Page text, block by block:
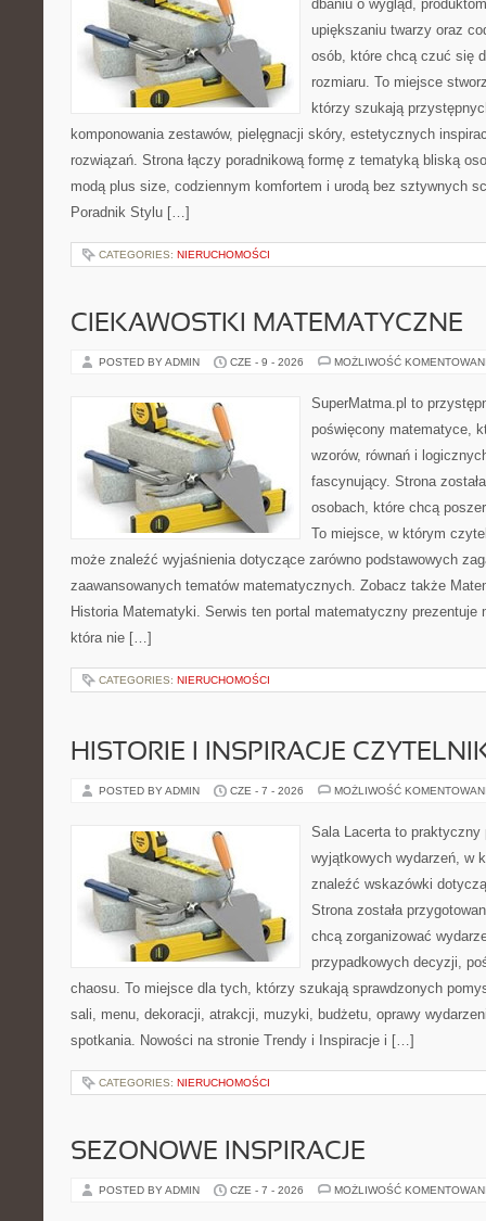
dbaniu o wygląd,
upiększaniu twarzy oraz
osób, które chcą czuć się
rozmiaru. To miejsce
którzy szukają
komponowania zestawów, pielęgnacji skóry, estetycznych
rozwiązań. Strona łączy poradnikową formę z tematyką bliską
modą plus size, codziennym komfortem i urodą bez sztywnych
Poradnik Stylu […]
CATEGORIES: NIERUCHOMOŚCI
CIEKAWOSTKI MATEMATYCZNE
POSTED BY ADMIN CZE - 9 - 2026 MOŻLIWOŚĆ
SuperMatma.pl to
poświęcony matematyce,
wzorów, równań i
fascynujący. Strona
osobach, które chcą
To miejsce, w którym
może znaleźć wyjaśnienia dotyczące zarówno podstawowych
zaawansowanych tematów matematycznych. Zobacz także
Historia Matematyki. Serwis ten portal matematyczny prezentuje
która nie […]
CATEGORIES: NIERUCHOMOŚCI
HISTORIE I INSPIRACJE
POSTED BY ADMIN CZE - 7 - 2026 MOŻLIWOŚĆ
Sala Lacerta to praktyczny
wyjątkowych wydarzeń, w
znaleźć wskazówki
Strona została
chcą zorganizować
przypadkowych decyzji,
chaosu. To miejsce dla tych, którzy szukają sprawdzonych
sali, menu, dekoracji, atrakcji, muzyki, budżetu, oprawy
spotkania. Nowości na stronie Trendy i Inspiracje i […]
CATEGORIES: NIERUCHOMOŚCI
SEZONOWE INSPIRACJE
POSTED BY ADMIN CZE - 7 - 2026 MOŻLIWOŚĆ